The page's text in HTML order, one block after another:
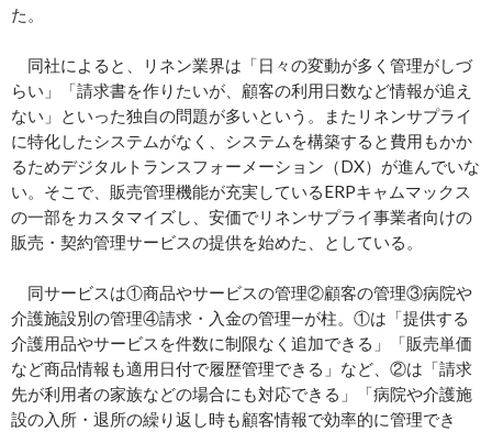
た。
同社によると、リネン業界は「日々の変動が多く管理がしづ
らい」「請求書を作りたいが、顧客の利用日数など情報が追え
ない」といった独自の問題が多いという。またリネンサプライ
に特化したシステムがなく、システムを構築すると費用もかか
るためデジタルトランスフォーメーション（DX）が進んでいな
い。そこで、販売管理機能が充実しているERPキャムマックス
の一部をカスタマイズし、安価でリネンサプライ事業者向けの
販売・契約管理サービスの提供を始めた、としている。
同サービスは①商品やサービスの管理②顧客の管理③病院や
介護施設別の管理④請求・入金の管理―が柱。①は「提供する
介護用品やサービスを件数に制限なく追加できる」「販売単価
など商品情報も適用日付で履歴管理できる」など、②は「請求
先が利用者の家族などの場合にも対応できる」「病院や介護施
設の入所・退所の繰り返し時も顧客情報で効率的に管理でき